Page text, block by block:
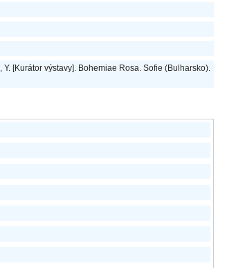
[Kurátor výstavy]. Bohemiae Rosa. Sofie (Bulharsko).